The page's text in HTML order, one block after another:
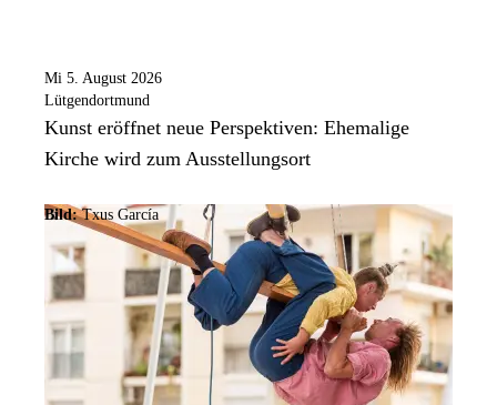
Mi 5. August 2026
Lütgendortmund
Kunst eröffnet neue Perspektiven: Ehemalige
Kirche wird zum Ausstellungsort
Bild: Txus García